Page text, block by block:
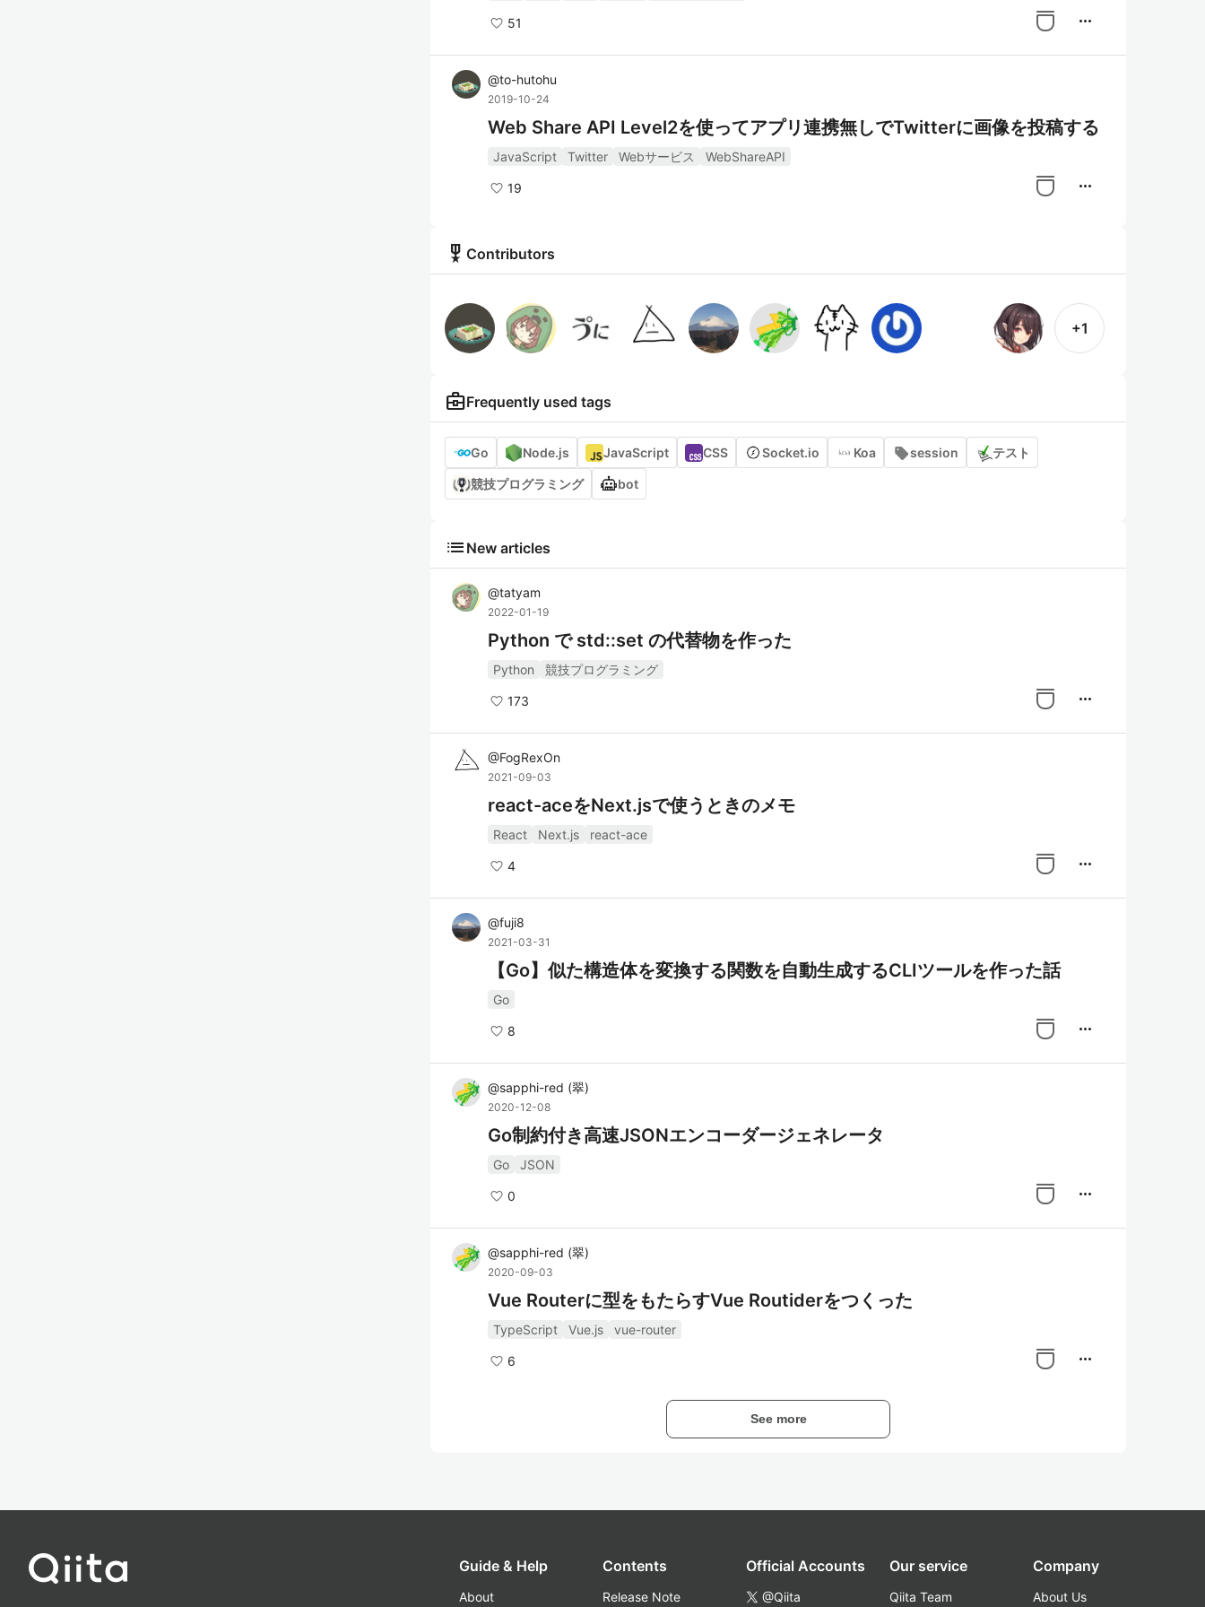
51 more_horiz
@to-hutohu
2019-10-24
Web Share API Level2を使ってアプリ連携無しでTwitterに画像を投稿する
JavaScript Twitter Webサービス WebShareAPI
19 more_horiz
military_tech Contributors
+1
business_centerFrequently used tags
Go Node.js JavaScript CSS Socket.io Koa session テスト
競技プログラミング bot
list New articles
@tatyam
2022-01-19
Python で std::set の代替物を作った
Python 競技プログラミング
173 more_horiz
@FogRexOn
2021-09-03
react-aceをNext.jsで使うときのメモ
React Next.js react-ace
4 more_horiz
@fuji8
2021-03-31
【Go】似た構造体を変換する関数を自動生成するCLIツールを作った話
Go
8 more_horiz
@sapphi-red (翠)
2020-12-08
Go制約付き高速JSONエンコーダージェネレータ
Go JSON
0 more_horiz
@sapphi-red (翠)
2020-09-03
Vue Routerに型をもたらすVue Routiderをつくった
TypeScript Vue.js vue-router
6 more_horiz
See more
Guide & Help
About
Contents
Release Note
Official Accounts
@Qiita
Our service
Qiita Team
Company
About Us